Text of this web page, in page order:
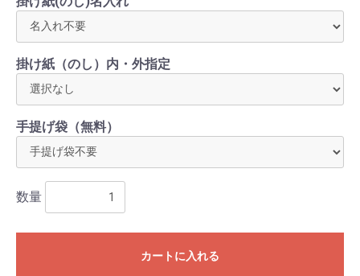
掛け紙（のし）内・外指定
手提げ袋（無料）
数量
カートに入れる